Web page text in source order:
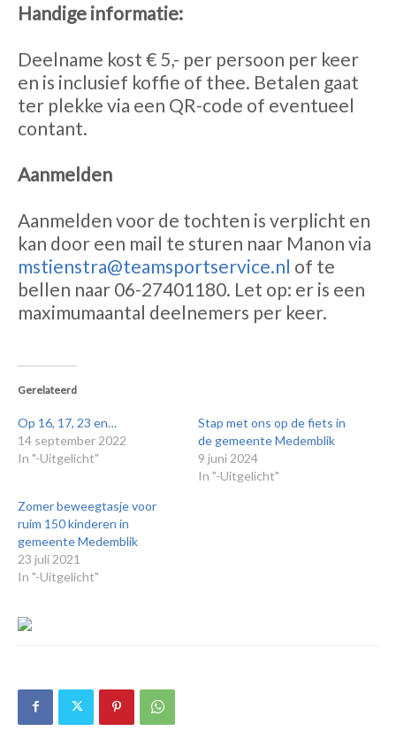
Handige informatie:
Deelname kost € 5,- per persoon per keer
en is inclusief koffie of thee. Betalen gaat
ter plekke via een QR-code of eventueel
contant.
Aanmelden
Aanmelden voor de tochten is verplicht en
kan door een mail te sturen naar Manon via
mstienstra@teamsportservice.nl of te
bellen naar 06-27401180. Let op: er is een
maximumaantal deelnemers per keer.
Gerelateerd
Op 16, 17, 23 en…
14 september 2022
In "-Uitgelicht"
Stap met ons op de fiets in
de gemeente Medemblik
9 juni 2024
In "-Uitgelicht"
Zomer beweegtasje voor
ruim 150 kinderen in
gemeente Medemblik
23 juli 2021
In "-Uitgelicht"